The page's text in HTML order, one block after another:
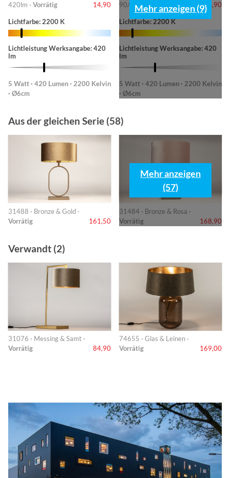
420lm · Vorrätig 14,90
Lichtfarbe: 2200 K
Lichtleistung Werksangabe: 420
lm
5 Watt · 420 Lumen · 2200 Kelvin
· Ø6cm
90/220/420lm ·
Vorrätig 14,90
Lichtfarbe: 2200 K
Lichtleistung Werksangabe: 420
lm
5 Watt · 420 Lumen · 2200 Kelvin
· Ø6cm
Mehr anzeigen (9)
Aus der gleichen Serie (58)
31488 · Bronze & Gold ·
Vorrätig
161,50
31484 · Bronze & Rosa ·
Vorrätig
168,90
Mehr anzeigen
(57)
Verwandt (2)
31076 · Messing & Samt ·
Vorrätig
84,90
74655 · Glas & Leinen ·
Vorrätig
169,00